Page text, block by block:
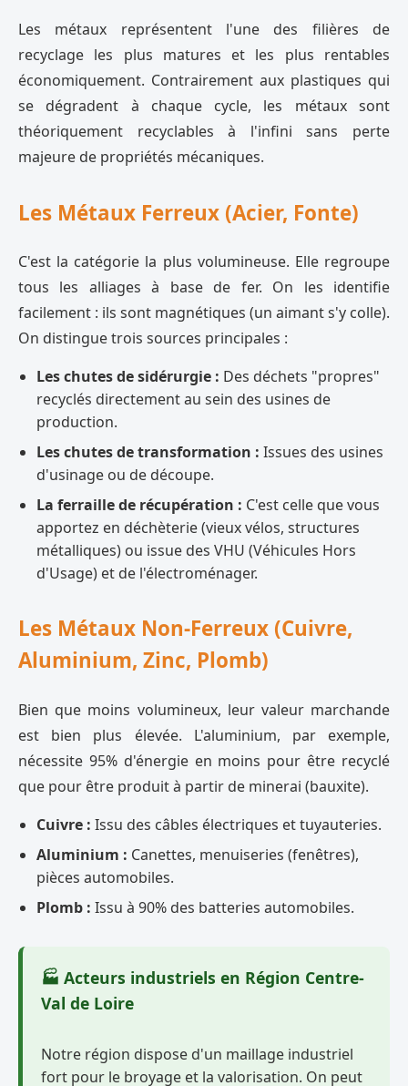
Les métaux représentent l'une des filières de
recyclage les plus matures et les plus rentables
économiquement. Contrairement aux plastiques qui
se dégradent à chaque cycle, les métaux sont
théoriquement recyclables à l'infini sans perte
majeure de propriétés mécaniques.
Les Métaux Ferreux (Acier, Fonte)
C'est la catégorie la plus volumineuse. Elle regroupe
tous les alliages à base de fer. On les identifie
facilement : ils sont magnétiques (un aimant s'y colle).
On distingue trois sources principales :
Les chutes de sidérurgie : Des déchets "propres"
recyclés directement au sein des usines de
production.
Les chutes de transformation : Issues des usines
d'usinage ou de découpe.
La ferraille de récupération : C'est celle que vous
apportez en déchèterie (vieux vélos, structures
métalliques) ou issue des VHU (Véhicules Hors
d'Usage) et de l'électroménager.
Les Métaux Non-Ferreux (Cuivre,
Aluminium, Zinc, Plomb)
Bien que moins volumineux, leur valeur marchande
est bien plus élevée. L'aluminium, par exemple,
nécessite 95% d'énergie en moins pour être recyclé
que pour être produit à partir de minerai (bauxite).
Cuivre : Issu des câbles électriques et tuyauteries.
Aluminium : Canettes, menuiseries (fenêtres),
pièces automobiles.
Plomb : Issu à 90% des batteries automobiles.
🏭 Acteurs industriels en Région Centre-
Val de Loire
Notre région dispose d'un maillage industriel
fort pour le broyage et la valorisation. On peut